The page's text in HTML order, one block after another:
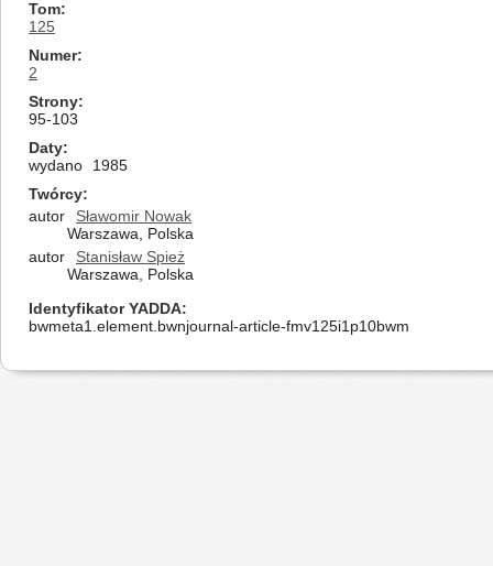
Tom
125
Numer
2
Strony
95-103
Daty
wydano
1985
Twórcy
autor
Sławomir Nowak
Warszawa, Polska
autor
Stanisław Spież
Warszawa, Polska
Identyfikator YADDA
bwmeta1.element.bwnjournal-article-fmv125i1p10bwm